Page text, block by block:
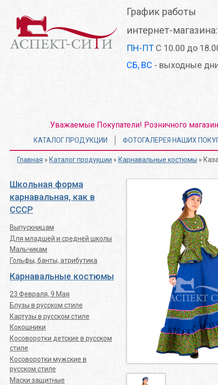
основному
содержанию
График работы
интернет-магазина:
ПН-ПТ С 10.00 до
СБ, ВС - выходные
Уважаемые Покупатели! Розничного
Главное
меню
КАТАЛОГ ПРОДУКЦИИ ФОТОГАЛЕРЕЯ НАШИХ
Главная » Каталог продукции » Карнавальные костюмы »
Школьная форма
карнавальная, как в
СССР
Выпускницам
Для младшей и средней школы
Мальчикам
Гольфы, банты, атрибутика
Карнавальные костюмы
23 Февраля, 9 Мая
Блузы в русском стиле
Картузы в русском стиле
Кокошники
Косоворотки детские в русском
стиле
Косоворотки мужские в
русском стиле
Маски защитные